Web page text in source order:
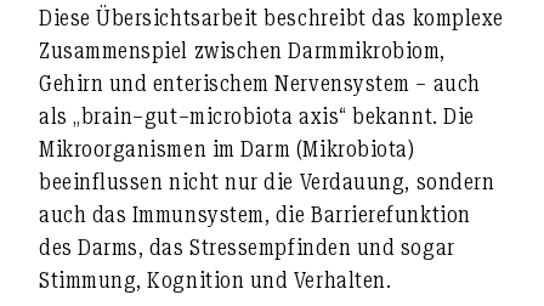
Diese Übersichtsarbeit beschreibt das komplexe
Zusammenspiel zwischenDarmmikrobiom,
Gehirn und enterischem Nervensystem – auch
als„brain–gut–microbiota axis“ bekannt. Die
Mikroorganismen im Darm (Mikrobiota)
beeinflussen nicht nur die Verdauung, sondern
auch das Immunsystem, dieBarrierefunktion
des Darms, dasStressempfinden und sogar
Stimmung, Kognition und Verhalten.